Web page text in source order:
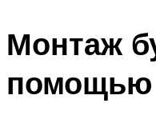
Монтаж
помощью